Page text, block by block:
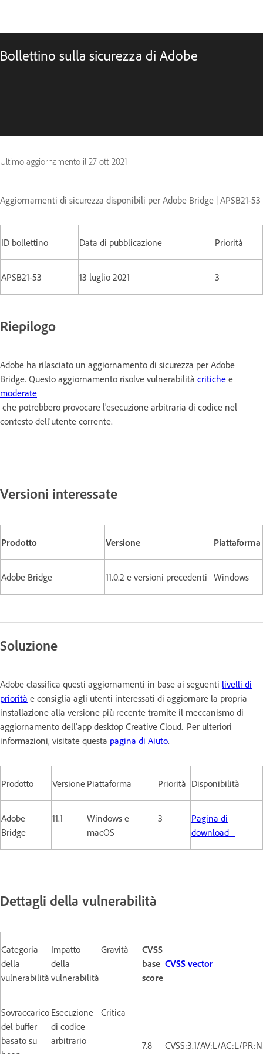
Bollettino sulla sicurezza di Adobe
Ultimo aggiornamento il 27 ott 2021
Aggiornamenti di sicurezza disponibili per Adobe Bridge | APSB21-53
ID bollettino Data di pubblicazione Priorità
APSB21-53 13 luglio 2021 3
Riepilogo
Adobe ha rilasciato un aggiornamento di sicurezza per Adobe
Bridge. Questo aggiornamento risolve vulnerabilità critiche e
moderate
che potrebbero provocare l'esecuzione arbitraria di codice nel
contesto dell'utente corrente.
Versioni interessate
Prodotto Versione Piattaforma
Adobe Bridge 11.0.2 e versioni precedenti Windows
Soluzione
Adobe classifica questi aggiornamenti in base ai seguenti livelli di
priorità e consiglia agli utenti interessati di aggiornare la propria
installazione alla versione più recente tramite il meccanismo di
aggiornamento dell'app desktop Creative Cloud. Per ulteriori
informazioni, visitate questa pagina di Aiuto.
Prodotto Versione Piattaforma Priorità Disponibilità
Adobe
Bridge
11.1
Windows e
macOS
3
Pagina di
download
Dettagli della vulnerabilità
Categoria
della
vulnerabilità
Impatto
della
vulnerabilità
Gravità
CVSS
base
score
CVSS vector
Sovraccarico
del buffer
basato su
Esecuzione
di codice
arbitrario
Critica
7.8 CVSS:3.1/AV:L/AC:L/